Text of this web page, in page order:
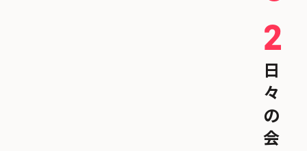
2
日
々
の
会